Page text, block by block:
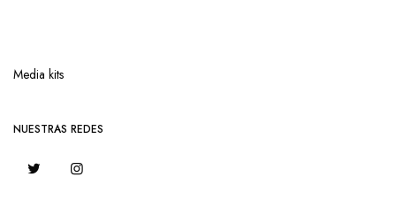
Media kits
NUESTRAS REDES